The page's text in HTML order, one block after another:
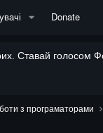
Donate
Ставай голосом
з програматорами